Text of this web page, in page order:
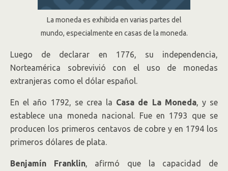
La moneda es exhibida en varias partes del
mundo, especialmente en casas de la moneda.
Luego de declarar en 1776, su independencia,
Norteamérica sobrevivió con el uso de monedas
extranjeras como el dólar español.
En el año 1792, se crea la Casa de La Moneda, y se
establece una moneda nacional. Fue en 1793 que se
producen los primeros centavos de cobre y en 1794 los
primeros dólares de plata.
Benjamín Franklin, afirmó que la capacidad de